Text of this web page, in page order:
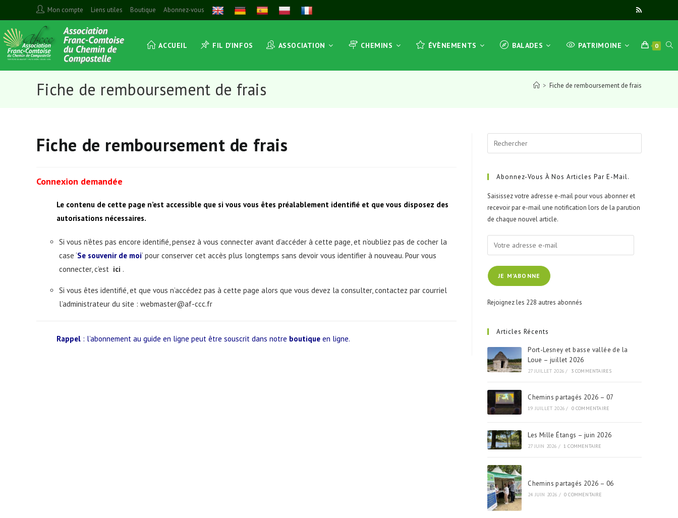
to
content
Mon compte Liens utiles Boutique Abonnez-vous
ACCUEIL FIL D’INFOS ASSOCIATION CHEMINS ÉVÈNEMENTS BALADES PATRIMOINE 0
Fiche de remboursement de frais > Fiche de remboursement de frais
Fiche de remboursement de frais
Connexion demandée
Le contenu de cette page n’est accessible que si vous vous êtes préalablement identifié et que vous disposez des
autorisations nécessaires.
Si vous n’êtes pas encore identifié, pensez à vous connecter avant d’accéder à cette page, et n’oubliez pas de cocher la
case ‘Se souvenir de moi‘ pour conserver cet accès plus longtemps sans devoir vous identifier à nouveau. Pour vous
connecter, c’est ici .
Si vous êtes identifié, et que vous n’accédez pas à cette page alors que vous devez la consulter, contactez par courriel
l’administrateur du site : webmaster@af-ccc.fr
Rappel : l’abonnement au guide en ligne peut être souscrit dans notre boutique en ligne.
Escape
Abonnez-Vous À Nos Articles Par E-Mail.
Saisissez votre adresse e-mail pour vous abonner et
recevoir par e-mail une notification lors de la parution
de chaque nouvel article.
Votre
adresse
e-
mailJE M'ABONNE
Rejoignez les 228 autres abonnés
Articles Récents
Port-Lesney et basse vallée de la
Loue – juillet 2026
27 JUILLET 2026 / 3 COMMENTAIRES
Chemins partagés 2026 – 07
19 JUILLET 2026 / 0 COMMENTAIRE
Les Mille Étangs – juin 2026
27 JUIN 2026 / 1 COMMENTAIRE
Chemins partagés 2026 – 06
24 JUIN 2026 / 0 COMMENTAIRE